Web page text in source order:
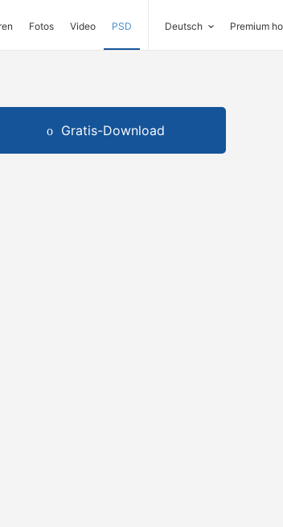
Fotos Video PSD Deutsch Premium
Gratis-Download